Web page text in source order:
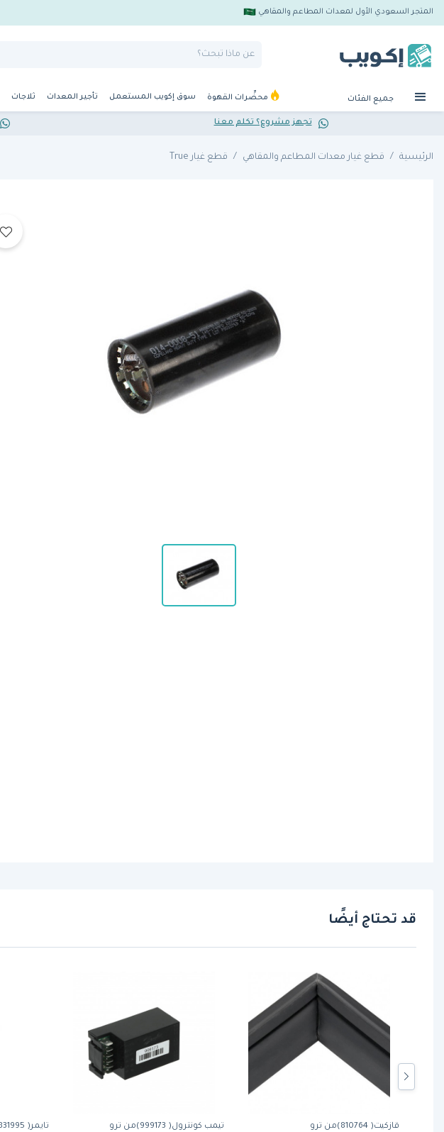
المتجر السعودي الأول لمعدات المطاعم والمقاهي
جميع الفئات محضِّرات القهوة سوق إكويب المستعمل تأجير المعدات ثلاجات
تجهز مشروع؟ تكلم معنا
الرئيسية قطع غيار معدات المطاعم والمقاهي قطع غيار True
قد تحتاج أيضًا
تايمر( 831995)من ترو تيمب كونترول( 999173)من ترو قازكيت( 810764)من ترو